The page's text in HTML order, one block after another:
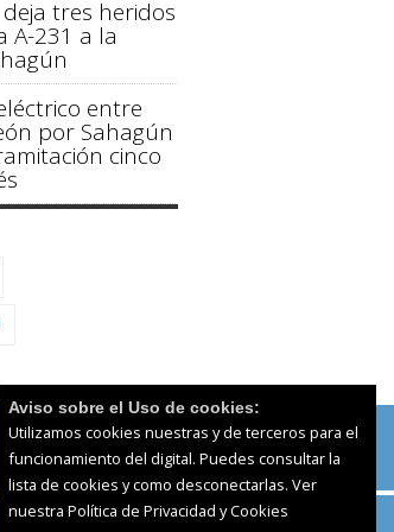
tres heridos
A-231 a la
entre
por Sahagún
cinco
Aviso sobre el Uso de cookies:
Utilizamos cookies nuestras y de terceros para el
funcionamiento del digital. Puedes consultar la
lista de cookies y como desconectarlas. Ver
nuestra Política de Privacidad y Cookies